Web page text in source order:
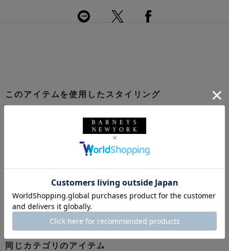
このアイテムを使用したスタイリング
同じカテゴリのアイテム